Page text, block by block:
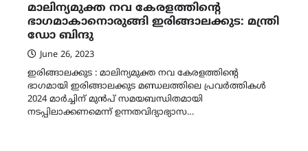
മാലിന്യമുക്ത നവ കേരളത്തിന്‍റെ
ഭാഗമാകാനൊരുങ്ങി ഇരിങ്ങാലക്കുട: മന്ത്രി
ഡോ ബിന്ദു
June 26, 2023
ഇരിങ്ങാലക്കുട : മാലിന്യമുക്ത നവ കേരളത്തിൻ്റെ
ഭാഗമായി ഇരിങ്ങാലക്കുട മണ്ഡലത്തിലെ പ്രവർത്തികൾ
2024 മാർച്ചിന് മുൻപ് സമയബന്ധിതമായി
നടപ്പിലാക്കണമെന്ന് ഉന്നതവിദ്യാഭ്യാസ…